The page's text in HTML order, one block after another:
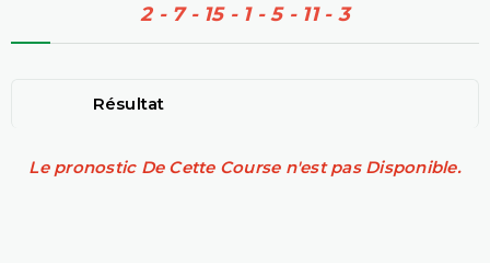
2 - 7 - 15 - 1 - 5 - 11 - 3
Résultat
Le pronostic De Cette Course n'est pas Disponible.